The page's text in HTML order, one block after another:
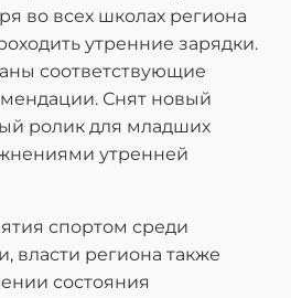
во всех школах региона
утренние зарядки.
соответствующие
Снят новый
ролик для младших
утренней
спортом среди
власти региона также
состояния